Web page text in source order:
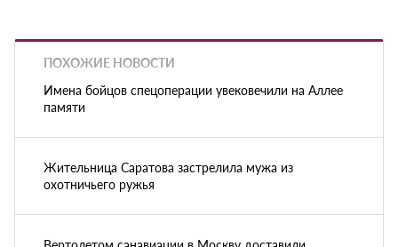
ПОХОЖИЕ НОВОСТИ
Имена бойцов спецоперации увековечили на Аллее
памяти
Жительница Саратова застрелила мужа из
охотничьего ружья